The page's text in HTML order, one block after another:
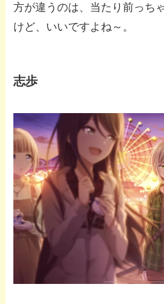
方が違うのは、当たり前っち
けど、いいですよね～。
志歩